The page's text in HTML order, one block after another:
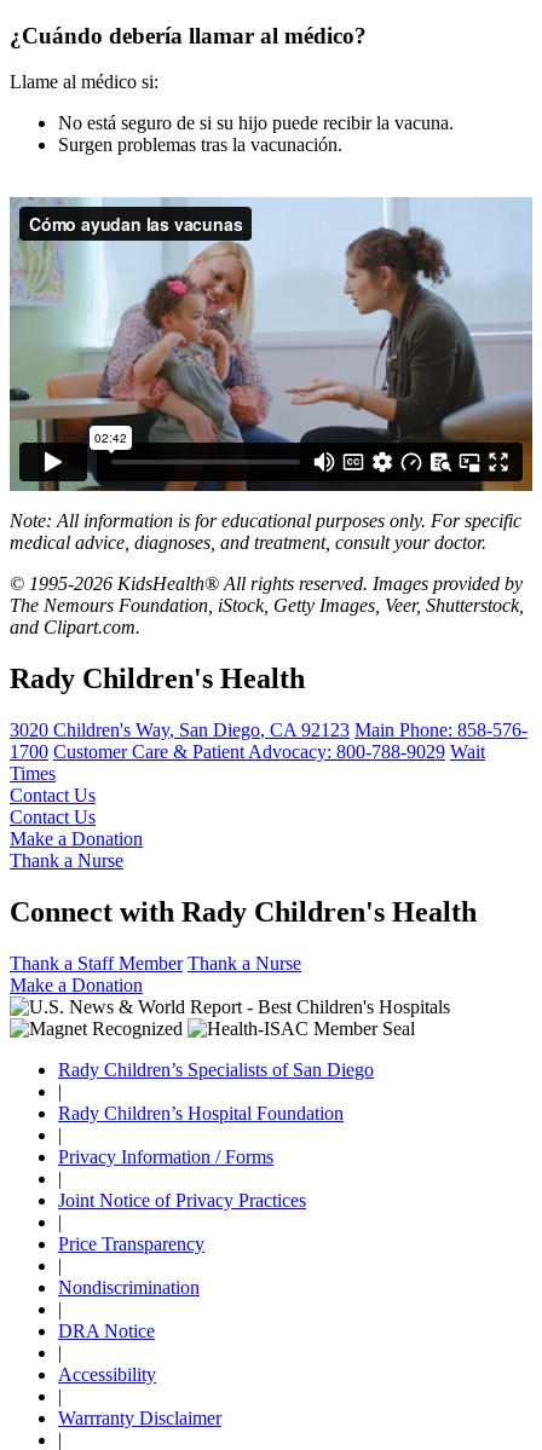
¿Cuándo debería llamar al médico?
Llame al médico si:
No está seguro de si su hijo puede recibir la vacuna.
Surgen problemas tras la vacunación.
Note: All information is for educational purposes only. For specific
medical advice, diagnoses, and treatment, consult your doctor.
© 1995-2026 KidsHealth® All rights reserved. Images provided by
The Nemours Foundation, iStock, Getty Images, Veer, Shutterstock,
and Clipart.com.
Rady Children's Health
3020 Children's Way, San Diego, CA 92123 Main Phone: 858-576-
1700 Customer Care & Patient Advocacy: 800-788-9029 Wait
Times
Contact Us
Contact Us
Make a Donation
Thank a Nurse
Connect with Rady Children's Health
Thank a Staff Member Thank a Nurse
Make a Donation
Rady Children’s Specialists of San Diego
|
Rady Children’s Hospital Foundation
|
Privacy Information / Forms
|
Joint Notice of Privacy Practices
|
Price Transparency
|
Nondiscrimination
|
DRA Notice
|
Accessibility
|
Warrranty Disclaimer
|